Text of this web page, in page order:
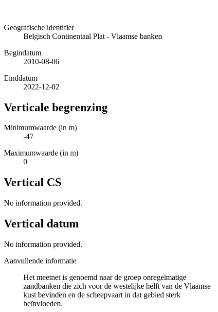
Geografische identifier
Belgisch Continentaal Plat - Vlaamse banken
Begindatum
2010-08-06
Einddatum
2022-12-02
Verticale begrenzing
Minimumwaarde (in m)
-47
Maximumwaarde (in m)
0
Vertical CS
No information provided.
Vertical datum
No information provided.
Aanvullende informatie
Het meetnet is genoemd naar de groep onregelmatige
zandbanken die zich voor de westelijke helft van de Vlaamse
kust bevinden en de scheepvaart in dat gebied sterk
beïnvloeden.